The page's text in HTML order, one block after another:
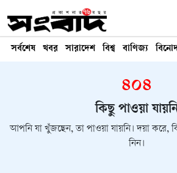
সর্বশেষ খবর সারাদেশ বিশ্ব বাণিজ্য
৪০৪
কিছু পাওয়া
আপনি যা খুঁজছেন, তা পাওয়া যায়নি। দয়া করে,
নিন।